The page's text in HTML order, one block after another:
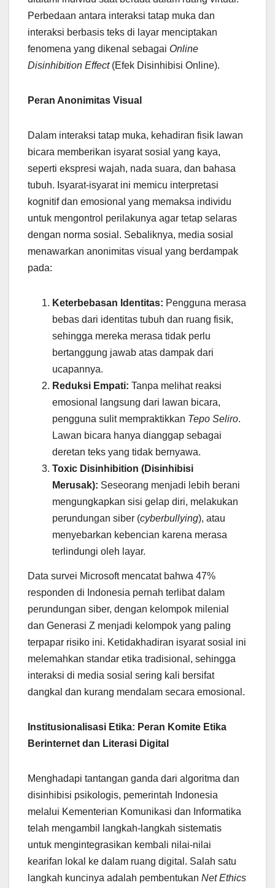
Perbedaan antara interaksi tatap muka dan
interaksi berbasis teks di layar menciptakan
fenomena yang dikenal sebagai Online
Disinhibition Effect(Efek Disinhibisi Online).
Peran Anonimitas Visual
Dalam interaksi tatap muka, kehadiran fisik lawan
bicara memberikan isyarat sosial yang kaya,
seperti ekspresi wajah, nada suara, dan bahasa
tubuh. Isyarat-isyarat ini memicu interpretasi
kognitif dan emosional yang memaksa individu
untuk mengontrol perilakunya agar tetap selaras
dengan norma sosial. Sebaliknya, media sosial
menawarkan anonimitas visual yang berdampak
pada:
Keterbebasan Identitas: Pengguna merasa
bebas dari identitas tubuh dan ruang fisik,
sehingga mereka merasa tidak perlu
bertanggung jawab atas dampak dari
ucapannya.
Reduksi Empati: Tanpa melihat reaksi
emosional langsung dari lawan bicara,
pengguna sulit mempraktikkan Tepo Seliro.
Lawan bicara hanya dianggap sebagai
deretan teks yang tidak bernyawa.
Toxic Disinhibition (Disinhibisi
Merusak): Seseorang menjadi lebih berani
mengungkapkan sisi gelap diri, melakukan
perundungan siber (cyberbullying), atau
menyebarkan kebencian karena merasa
terlindungi oleh layar.
Data survei Microsoft mencatat bahwa 47%
responden di Indonesia pernah terlibat dalam
perundungan siber, dengan kelompok milenial
dan Generasi Z menjadi kelompok yang paling
terpapar risiko ini. Ketidakhadiran isyarat sosial ini
melemahkan standar etika tradisional, sehingga
interaksi di media sosial sering kali bersifat
dangkal dan kurang mendalam secara emosional.
Institusionalisasi Etika: Peran Komite Etika
Berinternet dan Literasi Digital
Menghadapi tantangan ganda dari algoritma dan
disinhibisi psikologis, pemerintah Indonesia
melalui Kementerian Komunikasi dan Informatika
telah mengambil langkah-langkah sistematis
untuk mengintegrasikan kembali nilai-nilai
kearifan lokal ke dalam ruang digital. Salah satu
langkah kuncinya adalah pembentukan Net Ethics